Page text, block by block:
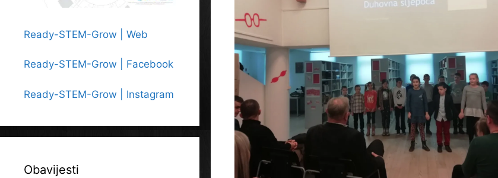
Ready-STEM-Grow | Web
Ready-STEM-Grow | Facebook
Ready-STEM-Grow | Instagram
Obavijesti